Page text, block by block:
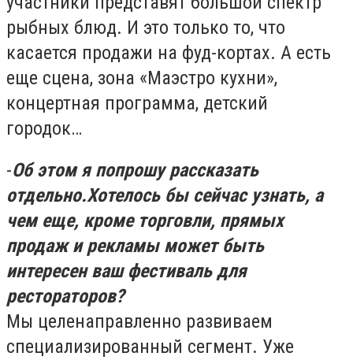
рыбных блюд. И это только то, что
касается продажи на фуд-кортах. А есть
еще сцена, зона «Маэстро кухни»,
концертная программа, детский
городок…
-Об этом я попрошу рассказать
отдельно.Хотелось бы сейчас узнать, а
чем еще, кроме торговли, прямых
продаж и рекламы может быть
интересен ваш фестиваль для
рестораторов?
Мы целенаправленно развиваем
специализированный сегмент. Уже